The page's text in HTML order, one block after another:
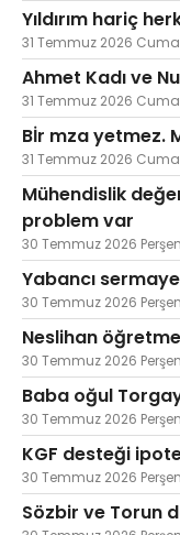
Yıldırım hariç
31 Temmuz 2026 Cuma
Ahmet Kadı ve
31 Temmuz 2026 Cuma
Bİr mza yetmez.
31 Temmuz 2026 Cuma
Mühendislik
problem var
30 Temmuz 2026
Yabancı
30 Temmuz 2026
Neslihan
30 Temmuz 2026
Baba oğul
30 Temmuz 2026
KGF desteği
30 Temmuz 2026
Sözbir ve Torun